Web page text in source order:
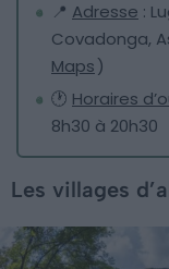
📍 Adresse :
Covadonga,
Maps)
🕐 Horaires
8h30 à 20h30
Les villages